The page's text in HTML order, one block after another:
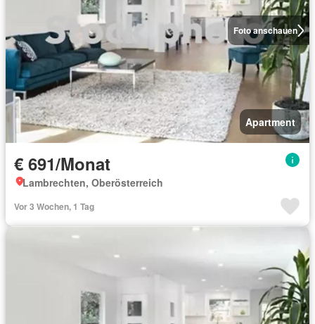
Foto anschauen
Apartment
€ 691/Monat
Lambrechten, Oberösterreich
Vor 3 Wochen, 1 Tag